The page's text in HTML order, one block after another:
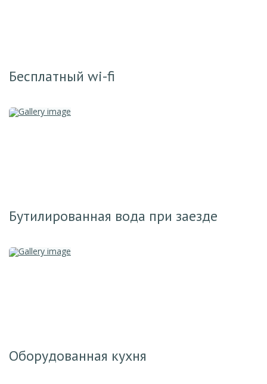
Бесплатный wi-fi
Бутилированная вода при заезде
Оборудованная кухня